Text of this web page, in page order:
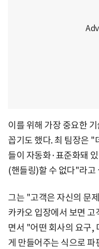
이를 위해 가장 중요한
꼽기도 했다. 최 팀장은 "
들이 자동화·표준화돼
(핸들링)할 수 없다"라고
그는 "고객은 자신의 문
카카오 입장에서 보면
면서 "어떤 회사의 요구,
게 만들어주는 식으로